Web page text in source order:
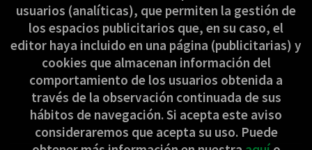
ATENCIÓN AL CLIENTE
Quiénes somos
Pedidos especiales
Formulario de desistimiento
usuarios (analíticas), que permiten la gestión de
los espacios publicitarios que, en su caso, el
editor haya incluido en una página (publicitarias) y
cookies que almacenan información del
comportamiento de los usuarios obtenida a
través de la observación continuada de sus
hábitos de navegación. Si acepta este aviso
consideraremos que acepta su uso. Puede